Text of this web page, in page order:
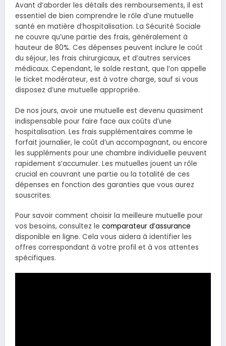
Avant d’aborder les détails des remboursements, il est
essentiel de bien comprendre le rôle d’une mutuelle
santé en matière d’hospitalisation. La Sécurité Sociale
ne couvre qu’une partie des frais, généralement à
hauteur de 80%. Ces dépenses peuvent inclure le coût
du séjour, les frais chirurgicaux, et d’autres services
médicaux. Cependant, le solde restant, que l’on appelle
le ticket modérateur, est à votre charge, sauf si vous
disposez d’une mutuelle appropriée.
De nos jours, avoir une mutuelle est devenu quasiment
indispensable pour faire face aux coûts d’une
hospitalisation. Les frais supplémentaires comme le
forfait journalier, le coût d’un accompagnant, ou encore
les suppléments pour une chambre individuelle peuvent
rapidement s’accumuler. Les mutuelles jouent un rôle
crucial en couvrant une partie ou la totalité de ces
dépenses en fonction des garanties que vous aurez
souscrites.
Pour savoir comment choisir la meilleure mutuelle pour
vos besoins, consultez le comparateur d’assurance
disponible en ligne. Cela vous aidera à identifier les
offres correspondant à votre profil et à vos attentes
spécifiques.